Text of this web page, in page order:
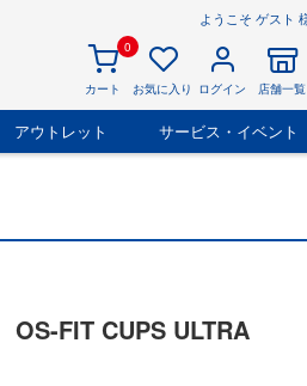
ようこそ ゲスト
0
カート お気に入り ログイン 店舗一覧
アウトレット サービス・イベント
FIT CUPS ULTRA